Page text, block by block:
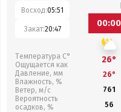
Восход:05:51
Закат:20:47
Температура С°
Ощущается как
Давление, мм
Влажность, %
Ветер, м/с
Вероятность
осадков, %
00:00
26°
26°
761
56